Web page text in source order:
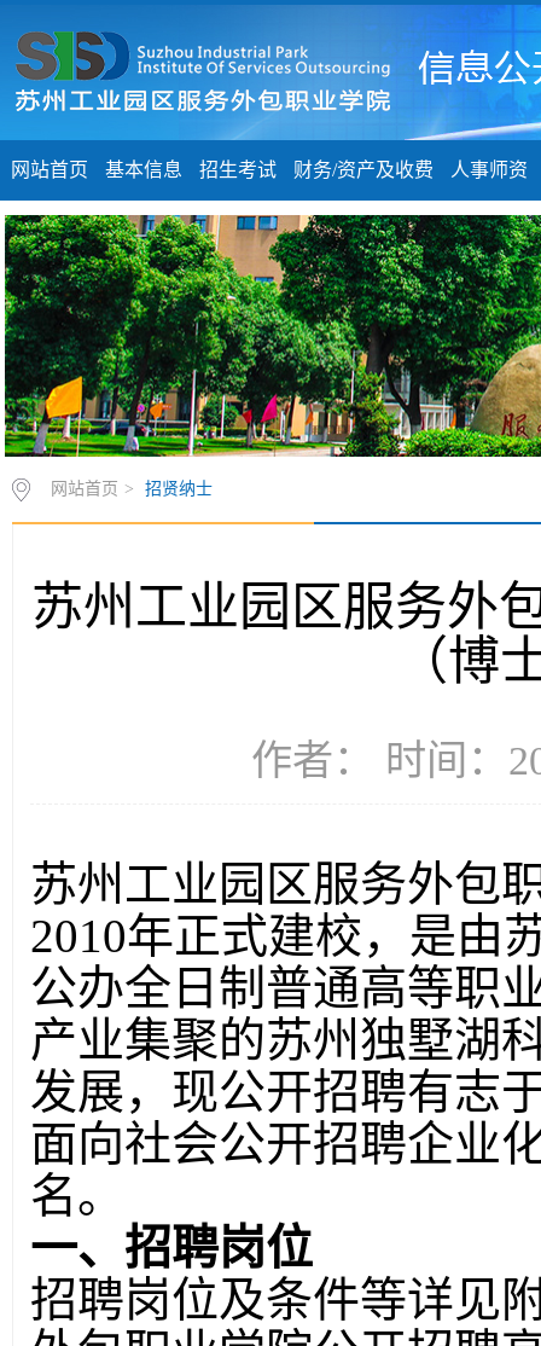
网站首页 基本信息 招生考试 财务/资产及收费 人事师资
网站首页 > 招贤纳士
苏州工业园区服务外
（博
作者： 时间：
苏州工业园区服务外包
2010年正式建校，是由
公办全日制普通高等职
产业集聚的苏州独墅湖
发展，现公开招聘有志
面向社会公开招聘企业
名。
一、 招聘岗位
招聘岗位及条件等详见